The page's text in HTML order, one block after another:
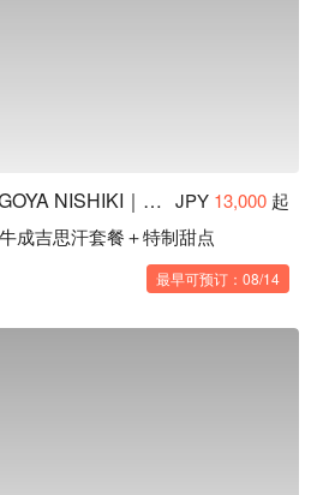
YAKINIKUMAFIA NAGOYA NISHIKI｜名古屋会员制高级烧肉 JPY 13,000 起
成吉思汗套餐＋特制甜点
最早可预订：08/14